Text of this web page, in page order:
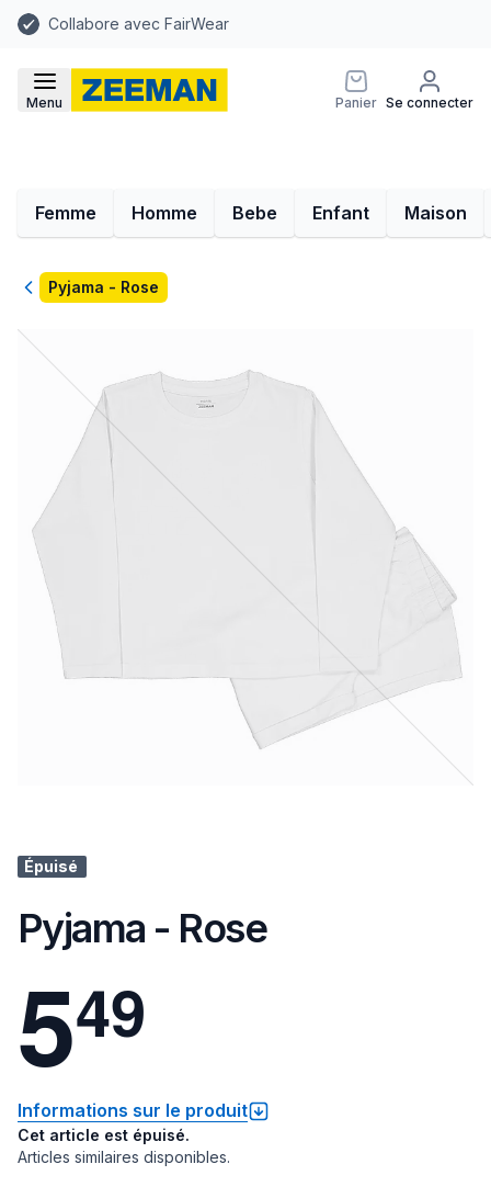
Collabore avec FairWear
Menu Panier Se connecter
Femme Homme Bebe Enfant Maison
RetourPyjama - Rose
Épuisé
Pyjama - Rose
549
Informations sur le produit
Cet article est épuisé.
Articles similaires disponibles.